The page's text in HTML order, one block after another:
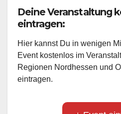
Deine Veranstaltung
eintragen:
Hier kannst Du in wenigen
Event kostenlos im
Regionen Nordhessen und
eintragen.